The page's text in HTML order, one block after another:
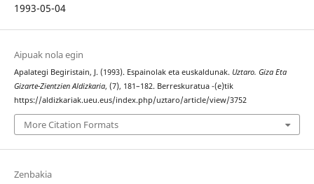
1993-05-04
Aipuak nola egin
Apalategi Begiristain, J. (1993). Espainolak eta euskaldunak. Uztaro. Giza Eta
Gizarte-Zientzien Aldizkaria, (7), 181–182. Berreskuratua -(e)tik
https://aldizkariak.ueu.eus/index.php/uztaro/article/view/3752
More Citation Formats
Zenbakia